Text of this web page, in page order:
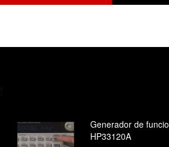
Generador de
HP33120A